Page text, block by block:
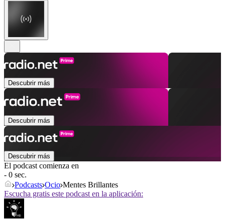
Descubrir más
Descubrir más
Descubrir más
El podcast comienza en
- 0 sec.
Podcasts Ocio Mentes Brillantes
Escucha gratis este podcast en la aplicación: